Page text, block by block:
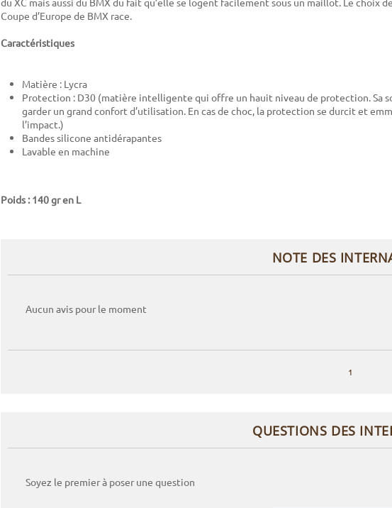
Coupe d’Europe de BMX race.
Caractéristiques
Matière : Lycra
Protection : D30 (matière intelligente qui offre un hauit niveau de protection. Sa
garder un grand confort d’utilisation. En cas de choc, la protection se durcit et
l’impact.)
Bandes silicone antidérapantes
Lavable en machine
Poids : 140 gr en L
NOTE DES
Aucun avis pour le moment
1
QUESTIONS DES
Soyez le premier à poser une question